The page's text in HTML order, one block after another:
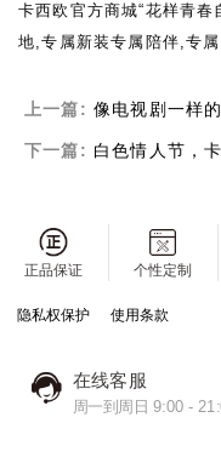
卡西欧官方商城“花样青春
地,专属新装专属陪伴,专属
上一篇: 像电视剧一样
下一篇: 白色情人节，
正品保证 个性定制
隐私权保护 使用条款
在线客服
周一到周日 9:00 -